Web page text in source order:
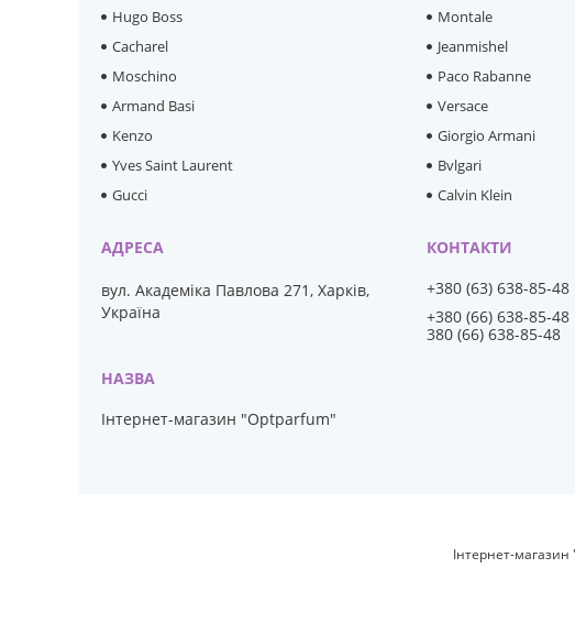
Hugo Boss
Cacharel
Moschino
Armand Basi
Kenzo
Yves Saint Laurent
Gucci
Montale
Jeanmishel
Paco Rabanne
Versace
Giorgio Armani
Bvlgari
Calvin Klein
вул. Академіка Павлова 271, Харків,
Україна
Інтернет-магазин "Optparfum"
+380 (63) 638-85-48
+380 (66) 638-85-48
380 (66) 638-85-48